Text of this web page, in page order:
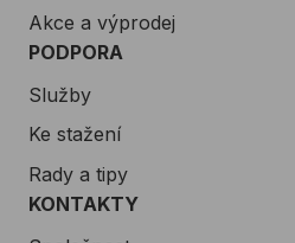
Akce a výprodej
PODPORA
Služby
Ke stažení
Rady a tipy
KONTAKTY